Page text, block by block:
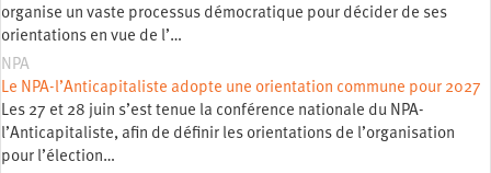
organise un vaste processus démocratique pour décider de ses
orientations en vue de l’…
NPA
Le NPA-l’Anticapitaliste adopte une orientation commune pour 2027
Les 27 et 28 juin s’est tenue la conférence nationale du NPA-
l’Anticapitaliste, afin de définir les orientations de l’organisation
pour l’élection…